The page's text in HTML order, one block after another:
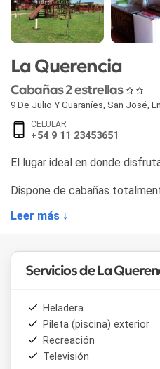
La Querencia
Cabañas 2 estrellas
9 De Julio Y Guaraníes San José
CELULAR
+54 9 11 23453651
El lugar ideal en donde
Dispone de cabañas
Leer más ↓
Servicios de La
Heladera
Pileta (piscina) exterior
Recreación
Televisión